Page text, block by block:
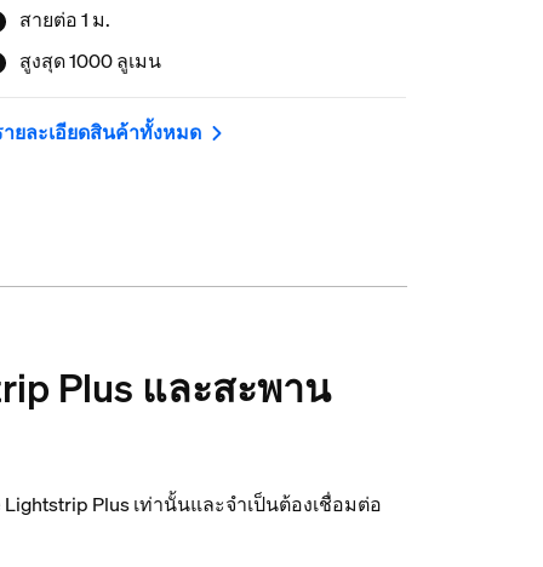
สายต่อ 1 ม.
สูงสุด 1000 ลูเมน
ายละเอียดสินค้าทั้งหมด
Plus และสะพาน
Plus เท่านั้นและจำเป็นต้องเชื่อมต่อ